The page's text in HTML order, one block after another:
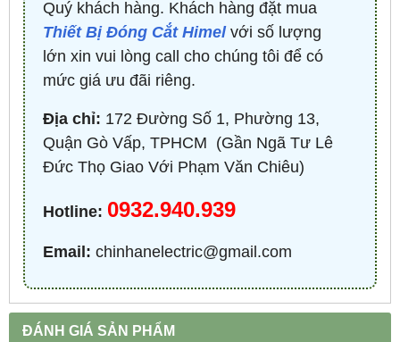
Quý khách hàng. Khách hàng đặt mua
Thiết Bị Đóng Cắt Himelvới số lượng
lớn xin vui lòng call cho chúng tôi để có
mức giá ưu đãi riêng.
Địa chỉ: 172 Đường Số 1, Phường 13,
Quận Gò Vấp, TPHCM ​ (Gần Ngã Tư Lê
Đức Thọ Giao Với Phạm Văn Chiêu)
Hotline: 0932.940.939
Email: chinhanelectric@gmail.com
ĐÁNH GIÁ SẢN PHẨM